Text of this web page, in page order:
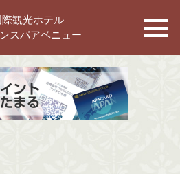
際観光ホテル
スパアベニュー